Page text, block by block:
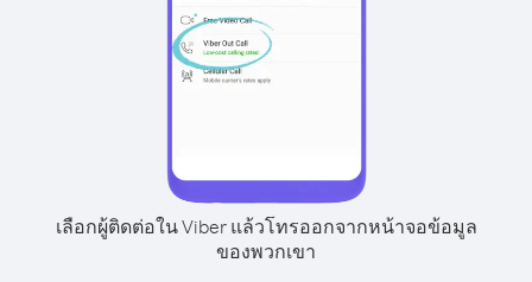
เลือกผู้ติดต่อใน Viber แล้วโทรออกจากหน้าจอข้อมูล
ของพวกเขา